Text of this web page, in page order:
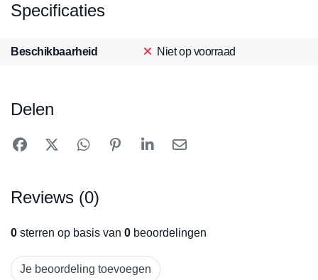
Specificaties
Beschikbaarheid Niet op voorraad
Delen
Reviews (0)
0 sterren op basis van 0 beoordelingen
Je beoordeling toevoegen